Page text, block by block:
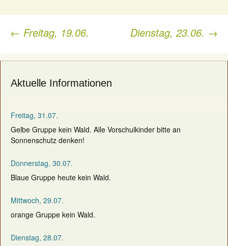
Post
← Freitag, 19.06. Dienstag, 23.06. →
Aktuelle Informationen
Freitag, 31.07.
Gelbe Gruppe kein Wald. Alle Vorschulkinder bitte an
Sonnenschutz denken!
Donnerstag, 30.07.
Blaue Gruppe heute kein Wald.
Mittwoch, 29.07.
orange Gruppe kein Wald.
Dienstag, 28.07.